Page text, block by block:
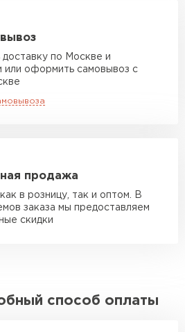
м
м
м
С ДОСТАВКОЙ
по Москве и
или оформить самовывоз с
продажа
в розницу, так и оптом. В
заказа мы предоставляем
скидки
способ оплаты